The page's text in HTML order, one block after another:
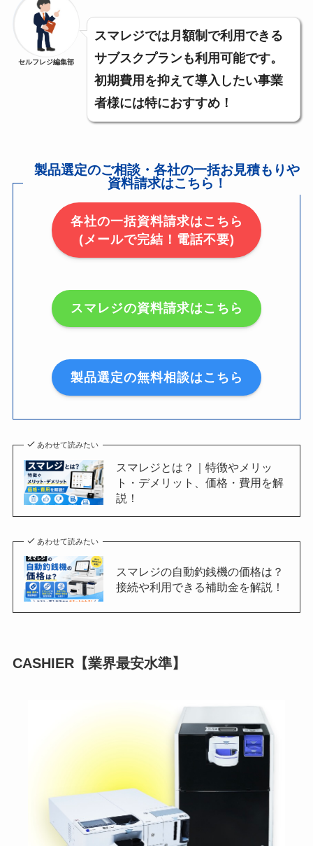
セルフレジ編集部
スマレジでは月額制で利用できる
サブスクプランも利用可能です。
初期費用を抑えて導入したい事業
者様には特におすすめ！
製品選定のご相談・各社の一括お見積もりや
資料請求はこちら！
各社の一括資料請求はこちら
(メールで完結！電話不要)
スマレジの資料請求はこちら
製品選定の無料相談はこちら
あわせて読みたい
スマレジとは？｜特徴やメリッ
ト・デメリット、価格・費用を解
説！
あわせて読みたい
スマレジの自動釣銭機の価格は？
接続や利用できる補助金を解説！
CASHIER【業界最安水準】